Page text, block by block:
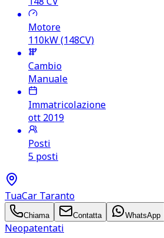
Motore
110kW (148CV)
Cambio
Manuale
Immatricolazione
ott 2019
Posti
5 posti
TuaCar Taranto
Chiama Contatta WhatsApp
Neopatentati